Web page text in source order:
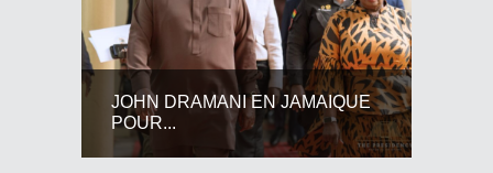
JOHN DRAMANI EN JAMAIQUE
POUR...